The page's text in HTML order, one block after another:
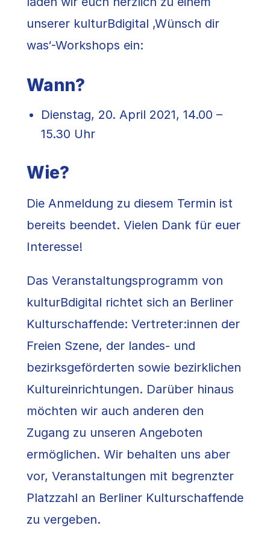
unserer kulturBdigital ‚Wünsch dir
was‘-Workshops ein:
Wann?
Dienstag, 20. April 2021, 14.00 –
15.30 Uhr
Wie?
Die Anmeldung zu diesem Termin ist
bereits beendet. Vielen Dank für euer
Interesse!
Das Veranstaltungsprogramm von
kulturBdigital richtet sich an Berliner
Kulturschaffende: Vertreter:innen der
Freien Szene, der landes- und
bezirksgeförderten sowie bezirklichen
Kultureinrichtungen. Darüber hinaus
möchten wir auch anderen den
Zugang zu unseren Angeboten
ermöglichen. Wir behalten uns aber
vor, Veranstaltungen mit begrenzter
Platzzahl an Berliner Kulturschaffende
zu vergeben.